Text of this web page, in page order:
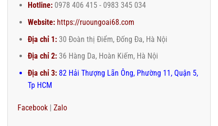
Hotline:0978 406 415 - 0983 345 034
Website: https://ruoungoai68.com
Địa chỉ 1:30 Đoàn thị Điểm, Đống Đa, Hà Nội
Địa chỉ 2:36 Hàng Da, Hoàn Kiếm, Hà Nội
Địa chỉ 3:82 Hải Thượng Lãn Ông, Phường 11, Quận 5,
Tp HCM
Facebook | Zalo